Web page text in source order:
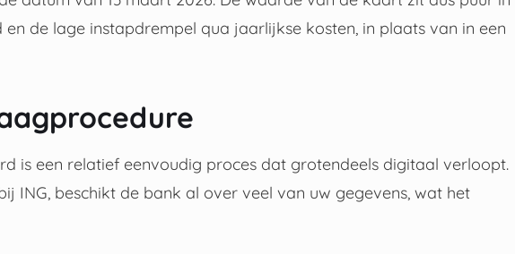
de lage instapdrempel qua jaarlijkse kosten, in plaats van in een
is een relatief eenvoudig proces dat grotendeels digitaal verloopt.
ING, beschikt de bank al over veel van uw gegevens, wat het